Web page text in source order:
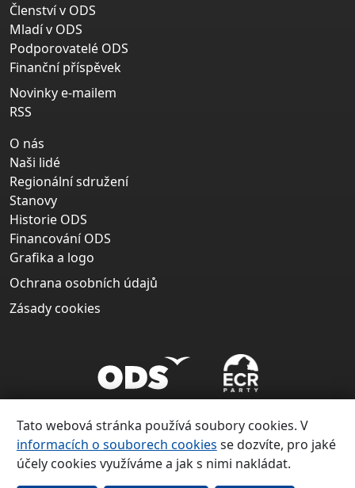
Členství v ODS
Mladí v ODS
Podporovatelé ODS
Finanční příspěvek
Novinky e-mailem
RSS
O nás
Naši lidé
Regionální sdružení
Stanovy
Historie ODS
Financování ODS
Grafika a logo
Ochrana osobních údajů
Zásady cookies
Copyright ©
Tato webová stránka používá soubory cookies. V
informacích o souborech cookies se dozvíte, pro jaké
účely cookies využíváme a jak s nimi nakládat.